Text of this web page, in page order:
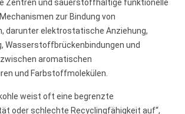
Zentren und sauerstoffhaltige funktionelle
zur Bindung von
darunter elektrostatische Anziehung,
Wasserstoffbrückenbindungen und
aromatischen
und Farbstoffmolekülen.
weist oft eine begrenzte
oder schlechte Recyclingfähigkeit auf“,